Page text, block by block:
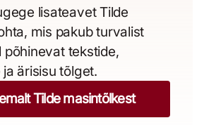
lisateavet Tilde
mis pakub turvalist
põhinevat tekstide,
ärisisu tõlget.
Tilde masintõlkest